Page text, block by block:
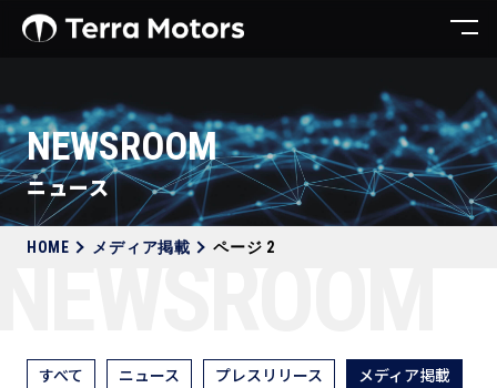
NEWSROOM
ニュース
HOME メディア掲載 ページ 2
すべて ニュース プレスリリース メディア掲載